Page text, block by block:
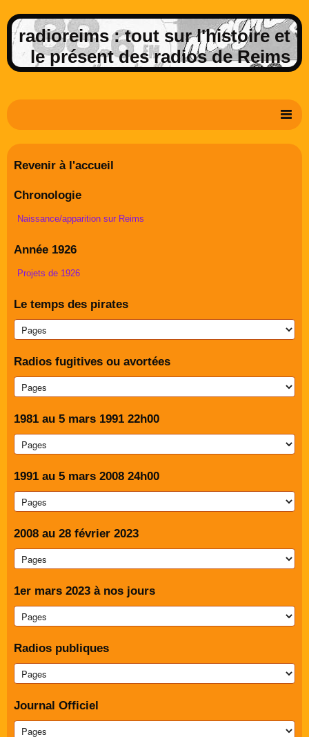
radioreims : tout sur l'histoire et
le présent des radios de Reims
Derniers potins de la FM rémoise
Livre d'or
Contact
Album Photos
Revenir à l'accueil
Chronologie
Naissance/apparition sur Reims
Année 1926
Projets de 1926
Le temps des pirates
Radios fugitives ou avortées
1981 au 5 mars 1991 22h00
1991 au 5 mars 2008 24h00
2008 au 28 février 2023
1er mars 2023 à nos jours
Radios publiques
Journal Officiel